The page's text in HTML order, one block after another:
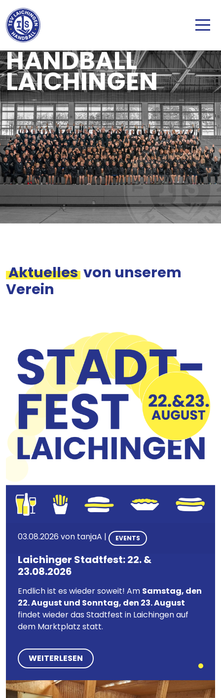
Direkt zum Inhalt
HANDBALL
LAICHINGEN
Aktuelles von unserem
Verein
03.08.2026 von tanjaA | EVENTS
Laichinger Stadtfest: 22. &
23.08.2026
Endlich ist es wieder soweit! Am Samstag, den
22. August und Sonntag, den 23. August
findet wieder das Stadtfest in Laichingen auf
dem Marktplatz statt.
WEITERLESEN
Bild